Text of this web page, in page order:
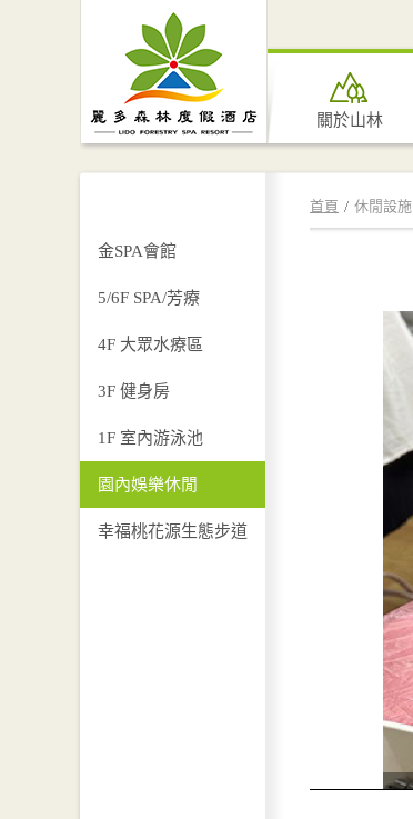
關於山林
金SPA會館
5/6F SPA/芳療
4F 大眾水療區
3F 健身房
1F 室內游泳池
園內娛樂休閒
幸福桃花源生態步道
首頁 休閒設施